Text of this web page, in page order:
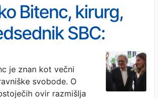
Bitenc, kirurg,
SBC:
svobode
je znan kot večni
svobode. O
ovir razmišlja